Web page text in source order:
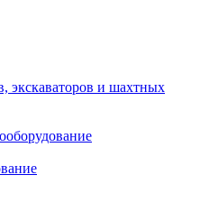
экскаваторов и шахтных